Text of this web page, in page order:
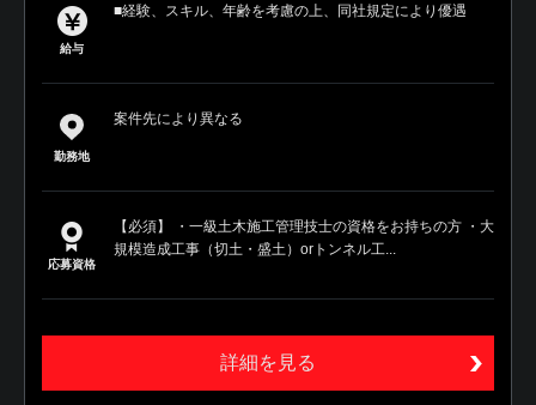
給与
■経験、スキル、年齢を考慮の上、同社規定により優遇
勤務地
案件先により異なる
応募資格
【必須】 ・一級土木施工管理技士の資格をお持ちの方 ・大
規模造成工事（切土・盛土）orトンネル工...
詳細を見る